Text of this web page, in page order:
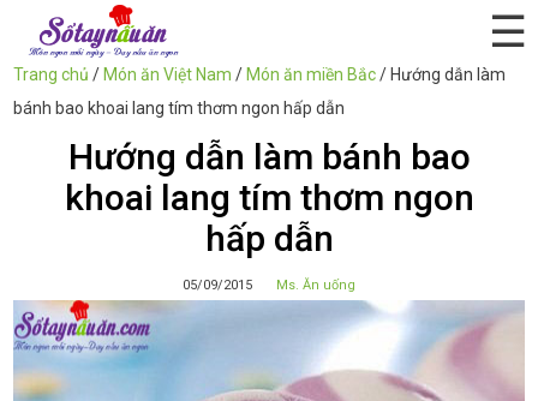
☰
Trang chủ / Món ăn Việt Nam / Món ăn miền Bắc/ Hướng dẫn làm
bánh bao khoai lang tím thơm ngon hấp dẫn
Hướng dẫn làm bánh bao
khoai lang tím thơm ngon
hấp dẫn
05/09/2015 Ms. Ăn uống